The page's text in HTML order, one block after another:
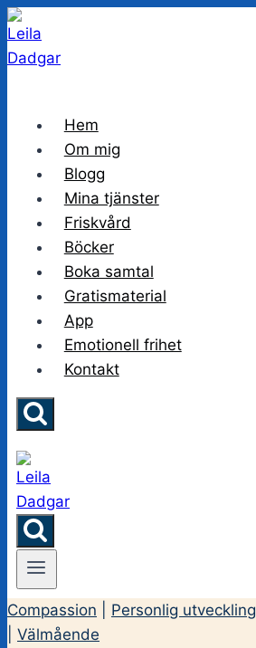
Skip
to
content
Hem
Om mig
Blogg
Mina tjänster
Friskvård
Böcker
Boka samtal
Gratismaterial
App
Emotionell frihet
Kontakt
Compassion Personlig utveckling
Välmående